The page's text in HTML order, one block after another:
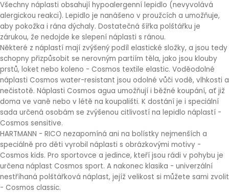
Všechny náplasti obsahují hypoalergenní lepidlo (nevyvolává
alergickou reakci). Lepidlo je nanášeno v proužcích a umožňuje,
aby pokožka i rána dýchaly. Dostatečná šířka polštářku je
zárukou, že nedojde ke slepení náplasti s ránou.
Některé z náplastí mají zvýšený podíl elastické složky, a jsou tedy
schopny přizpůsobit se nerovným partiím těla, jako jsou klouby
prstů, loket nebo koleno - Cosmos textile elastic. Voděodolné
náplasti Cosmos water-resistant jsou odolné vůči vodě, vlhkosti a
nečistotě. Náplasti Cosmos agua umožňují i běžné koupání, ať již
doma ve vaně nebo v létě na koupališti. K dostání je i speciální
sada určená osobám se zvýšenou citlivostí na lepidlo náplastí -
Cosmos sensitive.
HARTMANN - RICO nezapomíná ani na bolístky nejmenších a
speciálně pro děti vyrobil náplasti s obrázkovými motivy -
Cosmos kids. Pro sportovce a jedince, kteří jsou rádi v pohybu je
určena náplast Cosmos sport. A nakonec klasika - univerzální
nestříhaná polštářková náplast, jejíž velikost si můžete sami zvolit
- Cosmos classic.